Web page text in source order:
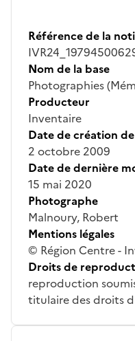
Référence de la
Nom de la base
Photographies
Producteur
Inventaire
Date de création
2 octobre 2009
Date de dernière
15 mai 2020
Photographe
Malnoury, Robert
Mentions légales
© Région Centre -
Droits de
reproduction
titulaire des droits